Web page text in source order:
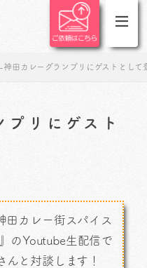
-神田カレーグランプリにゲストとして
リにゲスト
田カレー街スパイス
のYoutube生配信で
と対談します！